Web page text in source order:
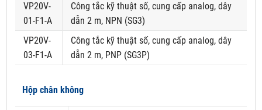
VP20V-
01-F1-A
Công tắc kỹ thuật số, cung cấp analog, dây
dẫn 2 m, NPN (SG3)
VP20V-
03-F1-A
Công tắc kỹ thuật số, cung cấp analog, dây
dẫn 2 m, PNP (SG3P)
Hộp chân không